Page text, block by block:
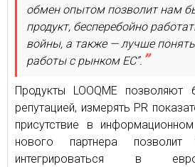
обмен опытом позволит нам
продукт, бесперебойно
войны, а также — лучше
работы с рынком ЕС”.
Продукты LOOQME позволяют
репутацией, измерять PR
присутствие в
нового партнера позволит
интегрироваться в